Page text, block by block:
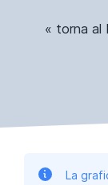
« torna al
La